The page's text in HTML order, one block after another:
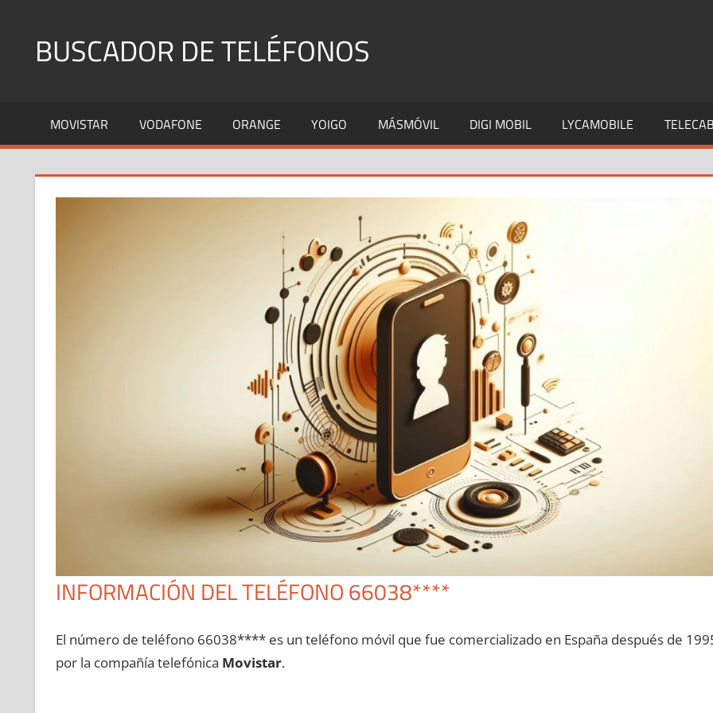
contenidoBUSCADOR DE TELÉFONOS
Fijos
y
MOVISTAR VODAFONE ORANGE YOIGO MÁSMÓVIL DIGI MOBIL LYCAMOBILE
INFORMACIÓN DEL TELÉFONO 66038****
El número dе teléfono 66038**** es un teléfono móvil quе fue comercializado en España después dе
pοr la compañía telefónica Movistar.